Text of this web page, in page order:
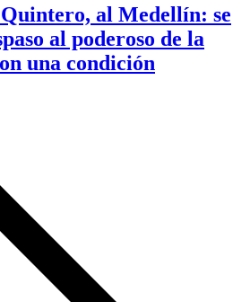
al Medellín: se
al poderoso de la
una condición